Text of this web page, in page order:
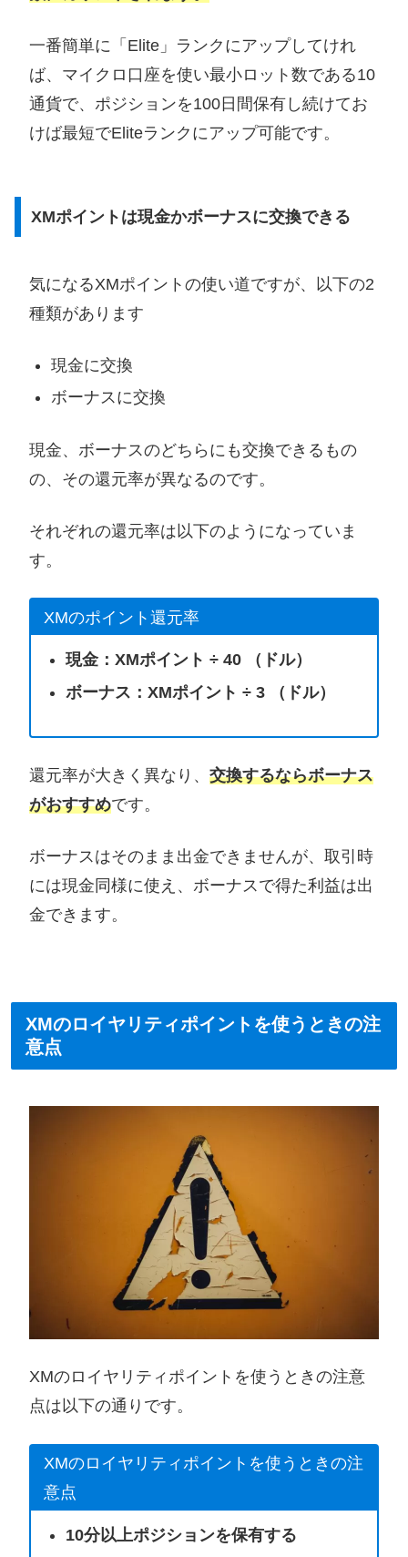
一番簡単に「Elite」ランクにアップしてけれ
ば、マイクロ口座を使い最小ロット数である10
通貨で、ポジションを100日間保有し続けてお
けば最短でEliteランクにアップ可能です。
XMポイントは現金かボーナスに交換できる
気になるXMポイントの使い道ですが、以下の2
種類があります
現金に交換
ボーナスに交換
現金、ボーナスのどちらにも交換できるもの
の、その還元率が異なるのです。
それぞれの還元率は以下のようになっていま
す。
XMのポイント還元率
現金：XMポイント ÷ 40 （ドル）
ボーナス：XMポイント ÷ 3 （ドル）
還元率が大きく異なり、 交換するならボーナス
がおすすめです。
ボーナスはそのまま出金できませんが、取引時
には現金同様に使え、ボーナスで得た利益は出
金できます。
XMのロイヤリティポイントを使うときの注
意点
XMのロイヤリティポイントを使うときの注意
点は以下の通りです。
XMのロイヤリティポイントを使うときの注
意点
10分以上ポジションを保有する